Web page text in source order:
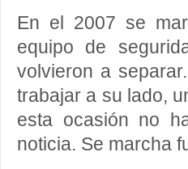
En el 2007 se
equipo de
volvieron a
trabajar a su lado,
esta ocasión no
noticia. Se marcha